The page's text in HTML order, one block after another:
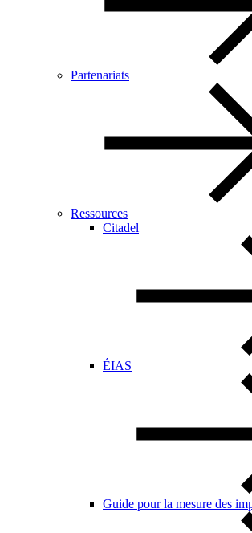
Partenariats
Ressources
Citadel
ÉIAS
Guide pour la mesure des